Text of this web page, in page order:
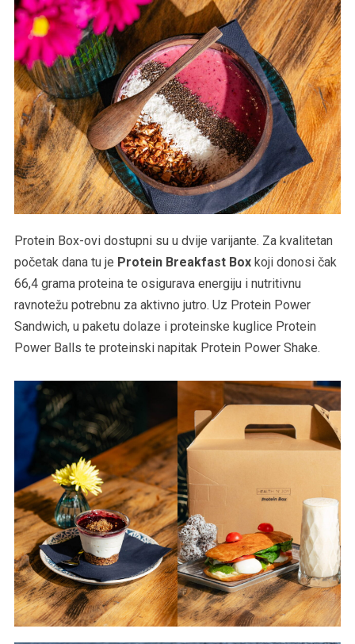
Protein Box-ovi dostupni su u dvije varijante. Za kvalitetan
početak dana tu je Protein Breakfast Boxkoji donosi čak
66,4 grama proteina te osigurava energiju i nutritivnu
ravnotežu potrebnu za aktivno jutro. Uz Protein Power
Sandwich, u paketu dolaze i proteinske kuglice Protein
Power Balls te proteinski napitak Protein Power Shake.